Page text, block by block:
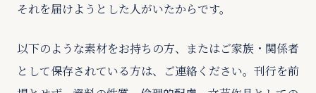
それを届けようとした人がいたからです。
以下のような素材をお持ちの方、またはご家族・関係者
として保存されている方は、ご連絡ください。刊行を前